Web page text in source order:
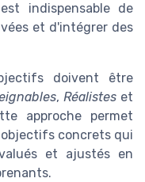
indispensable de
et d'intégrer des
doivent être
, Réalisteset
approche permet
concrets qui
et ajustés en